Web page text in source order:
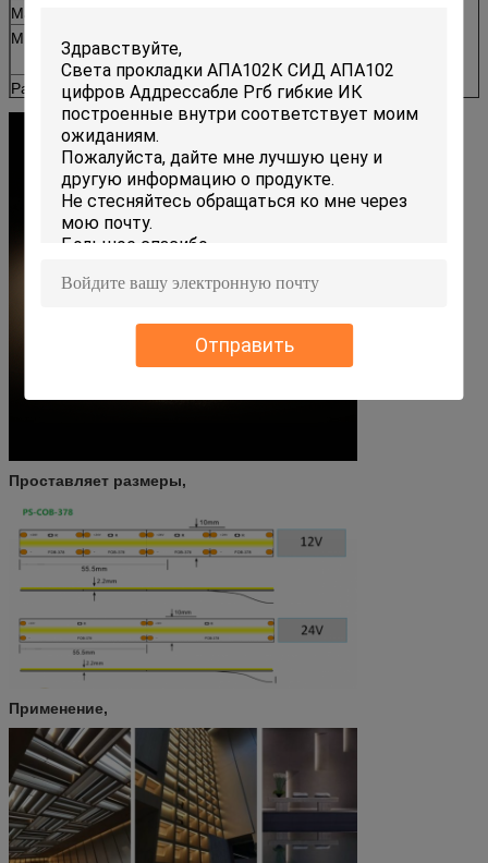
Отправить
Максимальный бег:
Минимальный бег:
12V 23.8mm
Размер:
5000 x 10 x 2.2mm
Проставляет размеры,
Применение,